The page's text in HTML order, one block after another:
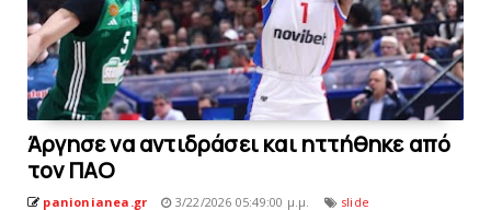
Άργησε να αντιδράσει και ηττήθηκε από
τον ΠAO
panionianea.gr 3/22/2026 05:49:00 μ.μ. slide